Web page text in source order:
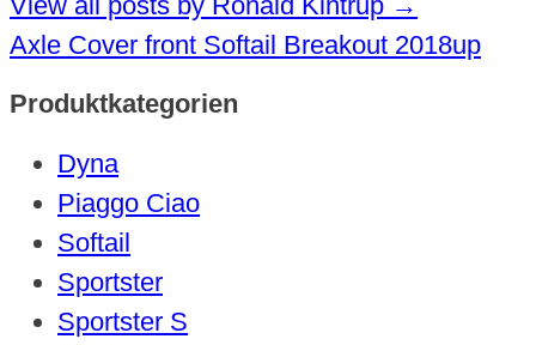
Axle Cover front Softail Breakout 2018up
Produktkategorien
Dyna
Piaggo Ciao
Softail
Sportster
Sportster S